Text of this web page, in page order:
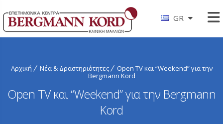
GR
Αρχική Νέα & Δραστηριότητες
Open TV και “Weekend” για την
Bergmann Kord
Open TV και “Weekend” για την Bergmann
Kord